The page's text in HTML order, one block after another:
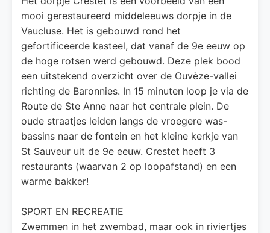
mooi gerestaureerd middeleeuws dorpje in de
Vaucluse. Het is gebouwd rond het
gefortificeerde kasteel, dat vanaf de 9e eeuw op
de hoge rotsen werd gebouwd. Deze plek bood
een uitstekend overzicht over de Ouvèze-vallei
richting de Baronnies. In 15 minuten loop je via de
Route de Ste Anne naar het centrale plein. De
oude straatjes leiden langs de vroegere was-
bassins naar de fontein en het kleine kerkje van
St Sauveur uit de 9e eeuw. Crestet heeft 3
restaurants (waarvan 2 op loopafstand) en een
warme bakker!
SPORT EN RECREATIE
Zwemmen in het zwembad, maar ook in riviertjes